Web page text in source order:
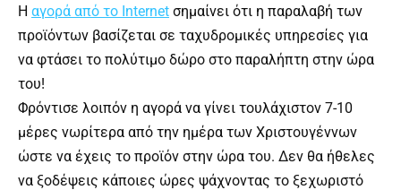
Η αγορά από το Internet σημαίνει ότι η παραλαβή των
προϊόντων βασίζεται σε ταχυδρομικές υπηρεσίες για
να φτάσει το πολύτιμο δώρο στο παραλήπτη στην ώρα
του!
Φρόντισε λοιπόν η αγορά να γίνει τουλάχιστον 7-10
μέρες νωρίτερα από την ημέρα των Χριστουγέννων
ώστε να έχεις το προϊόν στην ώρα του. Δεν θα ήθελες
να ξοδέψεις κάποιες ώρες ψάχνοντας το ξεχωριστό